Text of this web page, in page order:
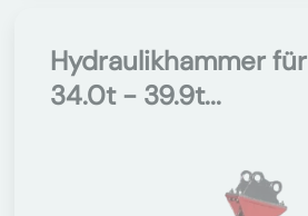
Hydraulikhammer für
34.0t - 39.9t...